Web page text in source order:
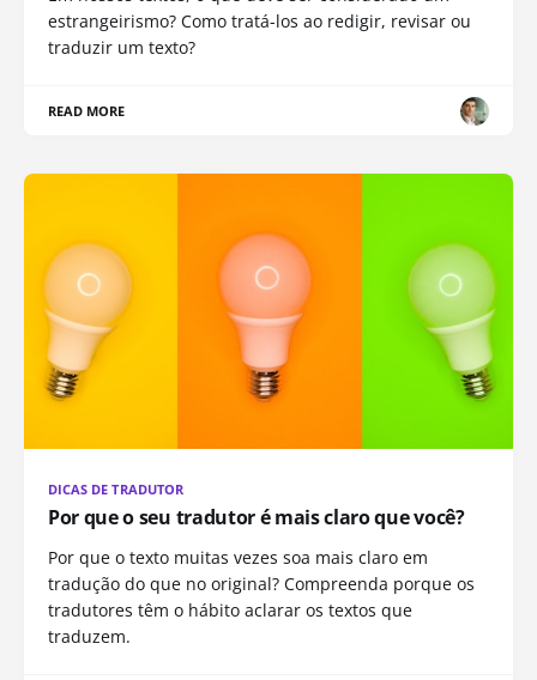
estrangeirismo? Como tratá-los ao redigir, revisar ou
traduzir um texto?
READ MORE
DICAS DE TRADUTOR
Por que o seu tradutor é mais claro que você?
Por que o texto muitas vezes soa mais claro em
tradução do que no original? Compreenda porque os
tradutores têm o hábito aclarar os textos que
traduzem.